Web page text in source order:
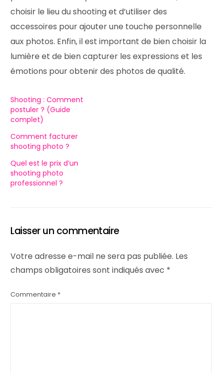
choisir le lieu du shooting et d’utiliser des
accessoires pour ajouter une touche personnelle
aux photos. Enfin, il est important de bien choisir la
lumière et de bien capturer les expressions et les
émotions pour obtenir des photos de qualité.
Shooting : Comment
postuler ? (Guide
complet)
Comment facturer
shooting photo ?
Quel est le prix d’un
shooting photo
professionnel ?
Laisser un commentaire
Votre adresse e-mail ne sera pas publiée. Les
champs obligatoires sont indiqués avec *
Commentaire *